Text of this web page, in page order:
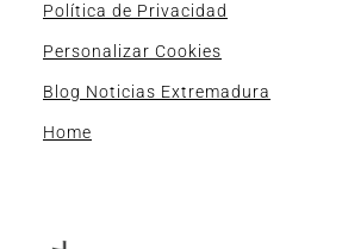
Política de Privacidad
Personalizar Cookies
Blog Noticias Extremadura
Home